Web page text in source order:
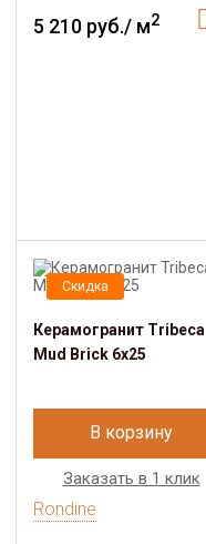
5 210 руб./ м2
Скидка
Керамогранит Tribeca
Mud Brick 6x25
В корзину
Заказать в 1 клик
Rondine